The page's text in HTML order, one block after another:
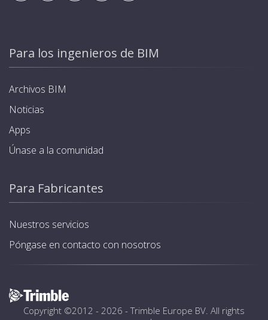
Para los ingenieros de BIM
Archivos BIM
Noticias
Apps
Únase a la comunidad
Para Fabricantes
Nuestros servicios
Póngase en contacto con nosotros
Copyright ©2012 - 2026 -Trimble Europe BV. All rights